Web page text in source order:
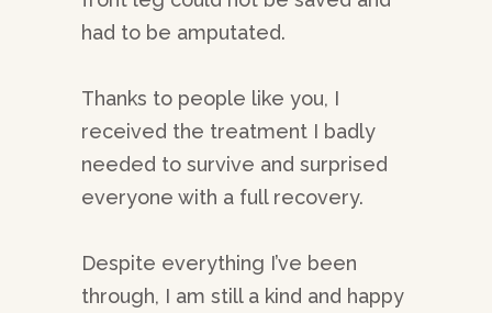
had to be amputated.
Thanks to people like you, I
received the treatment I badly
needed to survive and surprised
everyone with a full recovery.
Despite everything I’ve been
through, I am still a kind and happy